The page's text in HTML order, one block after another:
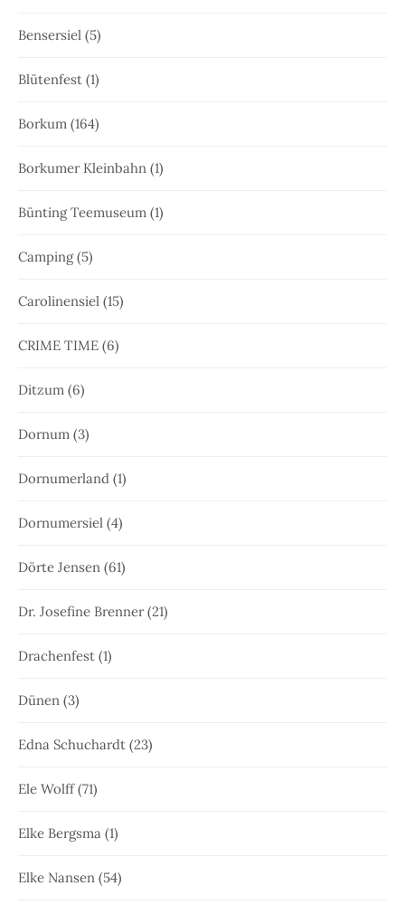
Bensersiel (5)
Blütenfest (1)
Borkum (164)
Borkumer Kleinbahn (1)
Bünting Teemuseum (1)
Camping(5)
Carolinensiel (15)
CRIME TIME (6)
Ditzum (6)
Dornum (3)
Dornumerland (1)
Dornumersiel (4)
Dörte Jensen (61)
Dr. Josefine Brenner(21)
Drachenfest (1)
Dünen (3)
Edna Schuchardt (23)
Ele Wolff(71)
Elke Bergsma (1)
Elke Nansen (54)